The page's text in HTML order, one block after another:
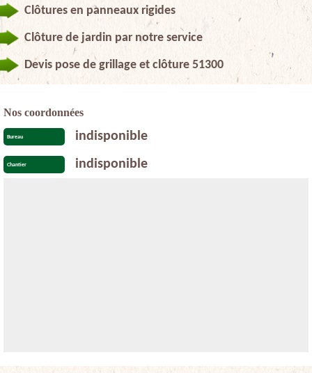
Clôtures en panneaux rigides
Clôture de jardin par notre service
Devis pose de grillage et clôture 51300
Nos coordonnées
Bureau indisponible
Chantier indisponible